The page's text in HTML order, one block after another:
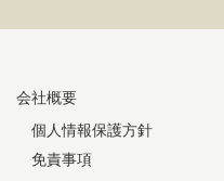
会社概要
個人情報保護方針
免責事項